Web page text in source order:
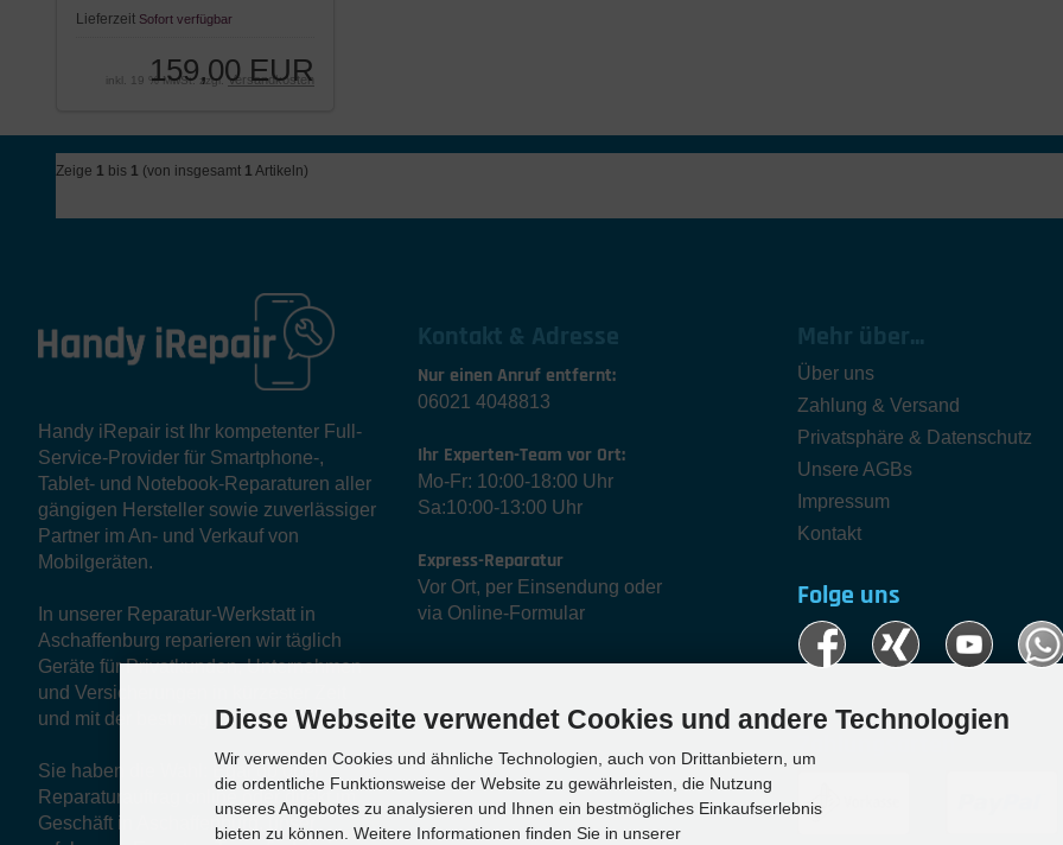
Lieferzeit Sofort verfügbar
159,00 EUR
inkl. 19 % MwSt. zzgl.Versandkosten
Zeige 1 bis 1 (von insgesamt 1 Artikeln)
Handy iRepair ist Ihr kompetenter Full-
Service-Provider für Smartphone-,
Tablet- und Notebook-Reparaturen aller
gängigen Hersteller sowie zuverlässiger
Partner im An- und Verkauf von
Mobilgeräten.
In unserer Reparatur-Werkstatt in
Aschaffenburg reparieren wir täglich
Geräte für Privatkunden, Unternehmen
und Versicherungen in kürzester Zeit
und mit der bestmöglichen Qualität.
Sie haben die Wahl: Egal ob über
Reparaturauftrag online oder direkt im
Geschäft in Aschaffenburg, unser
Kontakt & Adresse
Nur einen Anruf entfernt:
06021 4048813
Ihr Experten-Team vor Ort:
Mo-Fr: 10:00-18:00 Uhr
Sa:10:00-13:00 Uhr
Express-Reparatur
Vor Ort, per Einsendung oder
via Online-Formular
Mehr über...
Über uns
Zahlung & Versand
Privatsphäre & Datenschutz
Unsere AGBs
Impressum
Kontakt
Folge uns
Diese Webseite verwendet Cookies und andere Technologien
Wir verwenden Cookies und ähnliche Technologien, auch von Drittanbietern, um
die ordentliche Funktionsweise der Website zu gewährleisten, die Nutzung
unseres Angebotes zu analysieren und Ihnen ein bestmögliches Einkaufserlebnis
bieten zu können. Weitere Informationen finden Sie in unserer